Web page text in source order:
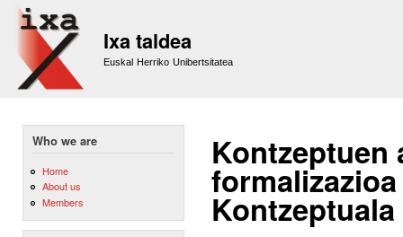
Ixa taldea
Euskal Herriko Unibertsitatea
Who we are
Home
About us
Members
Kontzeptuen
Kontzeptuala